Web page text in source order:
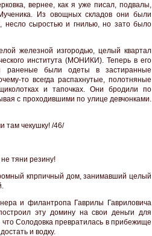
вернее, как я уже писал, подвалы,
Из овощных складов они были
сыростью и гнилью, но зато было
железной изгородью, целый квартал
института (МОНИКИ). Теперь в его
раненые были одеты в застиранные
то всегда распахнутые, полотняные
и тапочках. Они бродили по
с проходившими по улице девчонками.
там чекушку! /46/
тяни резину!
кпрпичный дом, занимавший целый
и филантропа Гаврилы Гавриловича
эту домину на свои деньги для
Солодовка превратилась в прибежище
и водку.